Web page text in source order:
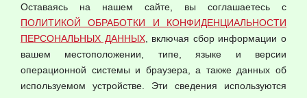
Согласием на обработку персональных данных
Оферта оптовой купли-продажи
Публичная оферта
Оставаясь на нашем сайте, вы соглашаетесь с
ПОЛИТИКОЙ ОБРАБОТКИ И КОНФИДЕНЦИАЛЬНОСТИ
ПЕРСОНАЛЬНЫХ ДАННЫХ, включая сбор информации о
вашем местоположении, типе, языке и версии
операционной системы и браузера, а также данных об
используемом устройстве. Эти сведения используются